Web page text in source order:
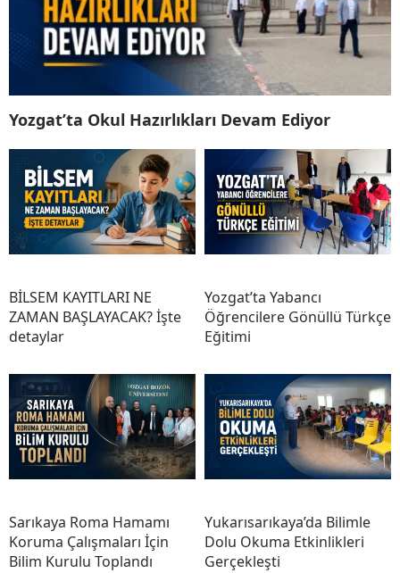
Yozgat’ta Okul Hazırlıkları Devam Ediyor
BİLSEM KAYITLARI NE
ZAMAN BAŞLAYACAK? İşte
detaylar
Yozgat’ta Yabancı
Öğrencilere Gönüllü Türkçe
Eğitimi
Sarıkaya Roma Hamamı
Koruma Çalışmaları İçin
Bilim Kurulu Toplandı
Yukarısarıkaya’da Bilimle
Dolu Okuma Etkinlikleri
Gerçekleşti